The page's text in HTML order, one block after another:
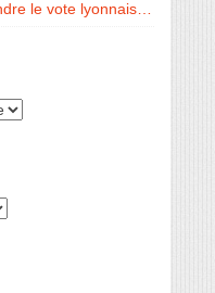
le vote lyonnais…